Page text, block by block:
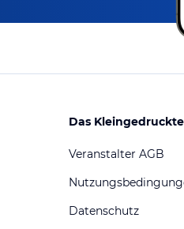
Das Kleingedruckte
Veranstalter AGB
Datenschutz